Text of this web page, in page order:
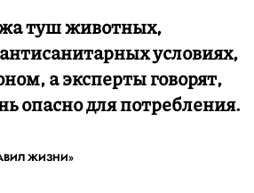
туш животных,
условиях,
а эксперты говорят,
опасно для потребления.
ЖИЗНИ»